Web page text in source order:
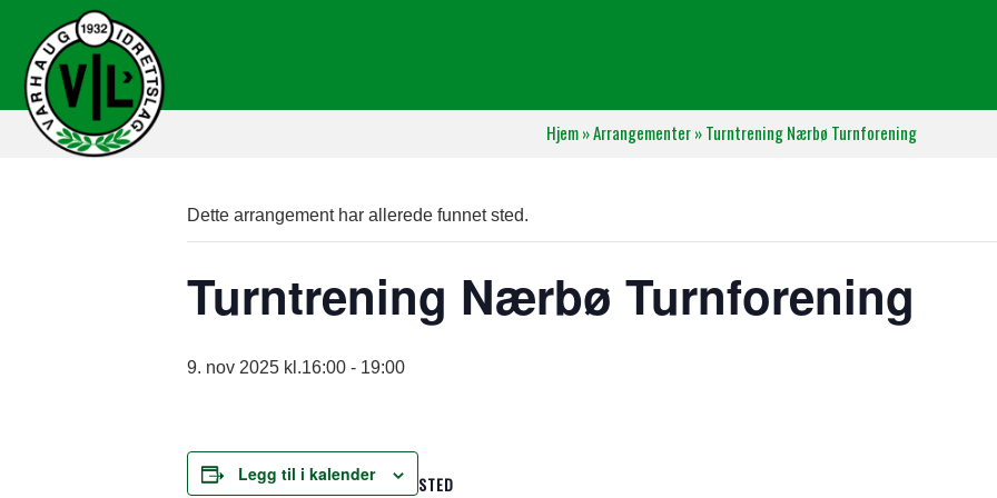
Hjem»Arrangementer»Turntrening Nærbø Turnforening
Dette arrangement har allerede funnet sted.
Turntrening Nærbø Turnforening
9. nov 2025 kl.16:00 - 19:00
Legg til i kalender STED